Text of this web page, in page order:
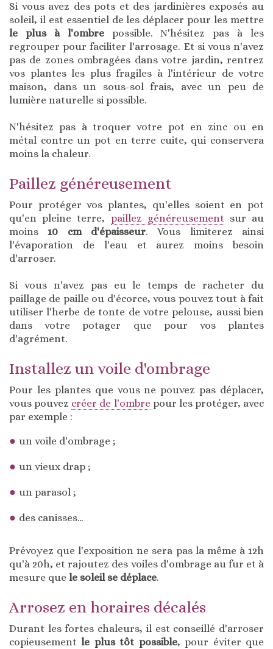
Si vous avez des pots et des jardinières exposés au
soleil, il est essentiel de les déplacer pour les mettre
le plus à l'ombrepossible. N'hésitez pas à les
regrouper pour faciliter l'arrosage. Et si vous n'avez
pas de zones ombragées dans votre jardin, rentrez
vos plantes les plus fragiles à l'intérieur de votre
maison, dans un sous-sol frais, avec un peu de
lumière naturelle si possible.
N'hésitez pas à troquer votre pot en zinc ou en
métal contre un pot en terre cuite, qui conservera
moins la chaleur.
Paillez généreusement
Pour protéger vos plantes, qu'elles soient en pot
qu'en pleine terre, paillez généreusement sur au
moins10 cm d'épaisseur. Vous limiterez ainsi
l'évaporation de l'eau et aurez moins besoin
d'arroser.
Si vous n'avez pas eu le temps de racheter du
paillage de paille ou d'écorce, vous pouvez tout à fait
utiliser l'herbe de tonte de votre pelouse, aussi bien
dans votre potager que pour vos plantes
d'agrément.
Installez un voile d'ombrage
Pour les plantes que vous ne pouvez pas déplacer,
vous pouvez créer de l'ombre pour les protéger, avec
par exemple :
un voile d'ombrage ;
un vieux drap ;
un parasol ;
des canisses…
Prévoyez que l'exposition ne sera pas la même à 12h
qu'à 20h, et rajoutez des voiles d'ombrage au fur et à
mesure que le soleil se déplace.
Arrosez en horaires décalés
Durant les fortes chaleurs, il est conseillé d'arroser
copieusementle plus tôt possible, pour éviter que